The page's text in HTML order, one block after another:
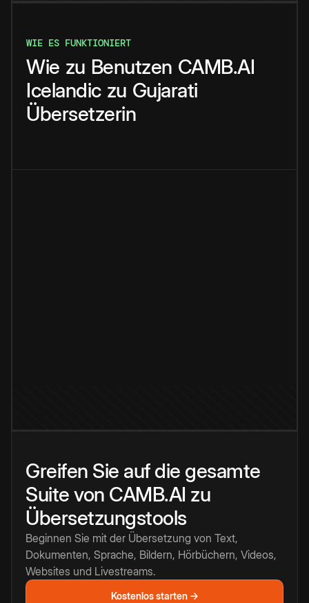
WIE ES FUNKTIONIERT
Wie zu Benutzen CAMB.AI
Icelandic zu Gujarati
Übersetzerin
Greifen Sie auf die gesamte
Suite von CAMB.AI zu
Übersetzungstools
Beginnen Sie mit der Übersetzung von Text,
Dokumenten, Sprache, Bildern, Hörbüchern, Videos,
Websites und Livestreams.
Kostenlos starten →